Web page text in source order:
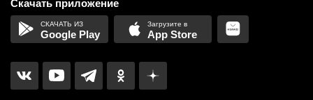
Скачать приложение
Google Play App Store